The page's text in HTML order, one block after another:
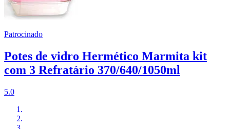
Patrocinado
Potes de vidro Hermético Marmita kit
com 3 Refratário 370/640/1050ml
5.0